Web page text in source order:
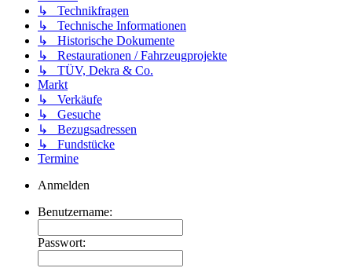
↳ Technikfragen
↳ Technische Informationen
↳ Historische Dokumente
↳ Restaurationen / Fahrzeugprojekte
↳ TÜV, Dekra & Co.
Markt
↳ Verkäufe
↳ Gesuche
↳ Bezugsadressen
↳ Fundstücke
Termine
Anmelden
Benutzername:
Passwort: